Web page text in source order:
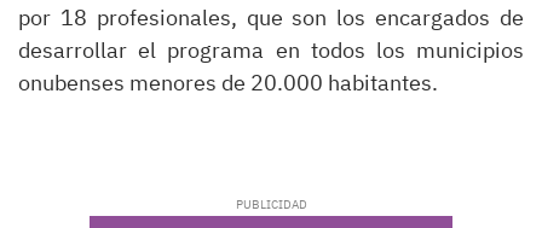
por 18 profesionales, que son los encargados de
desarrollar el programa en todos los municipios
onubenses menores de 20.000 habitantes.